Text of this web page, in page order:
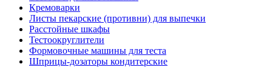
Кремоварки
Листы пекарские (противни) для выпечки
Расстойные шкафы
Тестоокруглители
Формовочные машины для теста
Шприцы-дозаторы кондитерские